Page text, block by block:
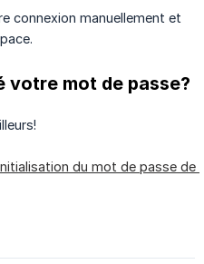
connexion manuellement et
votre mot de passe?
du mot de passe de